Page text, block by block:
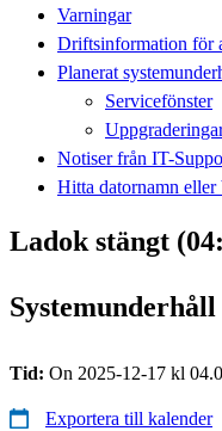
Varningar
Driftsinformation för
Planerat
Servicefönster
Notiser från IT-
Hitta datornamn
Ladok stängt
Tid: On 2025-12-17 kl
Exportera till kalender